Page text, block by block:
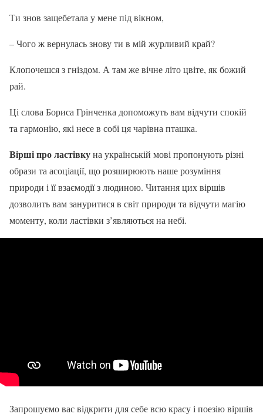
Ти знов защебетала у мене під вікном,
– Чого ж вернулась знову ти в мій журливий край?
Клопочешся з гніздом. А там же вічне літо цвіте, як божий
рай.
Ці слова Бориса Грінченка допоможуть вам відчути спокій
та гармонію, які несе в собі ця чарівна пташка.
Вірші про ластівкуна українській мові пропонують різні
образи та асоціації, що розширюють наше розуміння
природи і її взаємодії з людиною. Читання цих віршів
дозволить вам зануритися в світ природи та відчути магію
моменту, коли ластівки з’являються на небі.
Запрошуємо вас відкрити для себе всю красу і поезію віршів